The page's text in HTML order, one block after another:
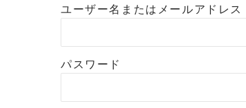
ユーザー名またはメールアドレス
パスワード